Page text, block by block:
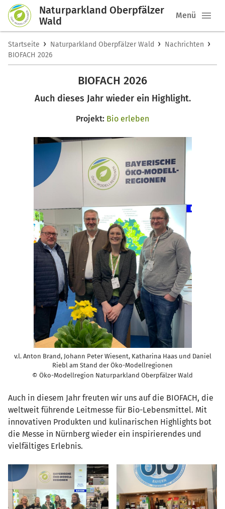
Naturparkland Oberpfälzer
Wald
Menü
Startseite › Naturparkland Oberpfälzer Wald › Nachrichten ›
BIOFACH 2026
BIOFACH 2026
Auch dieses Jahr wieder ein Highlight.
Projekt: Bio erleben
v.l. Anton Brand, Johann Peter Wiesent, Katharina Haas und Daniel
Riebl am Stand der Öko-Modellregionen
© Öko-Modellregion Naturparkland Oberpfälzer Wald
Auch in diesem Jahr freuten wir uns auf die BIOFACH, die
weltweit führende Leitmesse für Bio-Lebensmittel. Mit
innovativen Produkten und kulinarischen Highlights bot
die Messe in Nürnberg wieder ein inspirierendes und
vielfältiges Erlebnis.